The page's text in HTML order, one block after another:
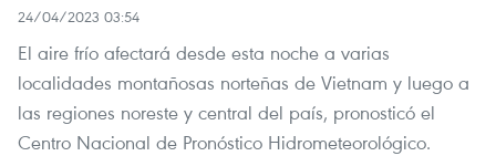
24/04/2023 03:54
El aire frío afectará desde esta noche a varias
localidades montañosas norteñas de Vietnam y luego a
las regiones noreste y central del país, pronosticó el
Centro Nacional de Pronóstico Hidrometeorológico.